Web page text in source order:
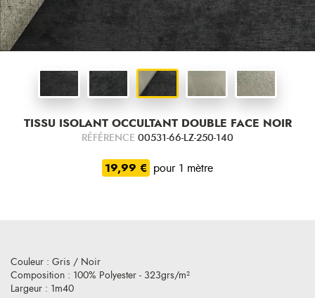
TISSU ISOLANT OCCULTANT DOUBLE FACE NOIR
RÉFÉRENCE 00531-66-LZ-250-140
19,99 € pour 1 mètre
Couleur : Gris / Noir
Composition : 100% Polyester - 323grs/m²
Largeur : 1m40